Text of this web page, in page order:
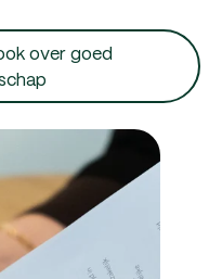
over goed